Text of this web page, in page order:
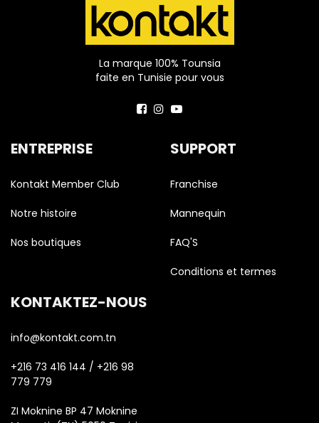
La marque 100% Tounsia
faite en Tunisie pour vous
ENTREPRISE
Kontakt Member Club
Notre histoire
Nos boutiques
SUPPORT
Franchise
Mannequin
FAQ'S
Conditions et termes
KONTAKTEZ-NOUS
info@kontakt.com.tn
+216 73 416 144 / +216 98
779 779
ZI Moknine BP 47 Moknine